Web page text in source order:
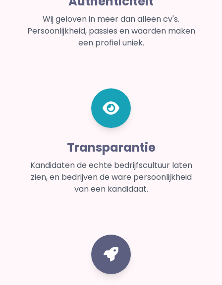
Wij geloven in meer dan alleen cv's.
Persoonlijkheid, passies en waarden maken
een profiel uniek.
Transparantie
Kandidaten de echte bedrijfscultuur laten
zien, en bedrijven de ware persoonlijkheid
van een kandidaat.